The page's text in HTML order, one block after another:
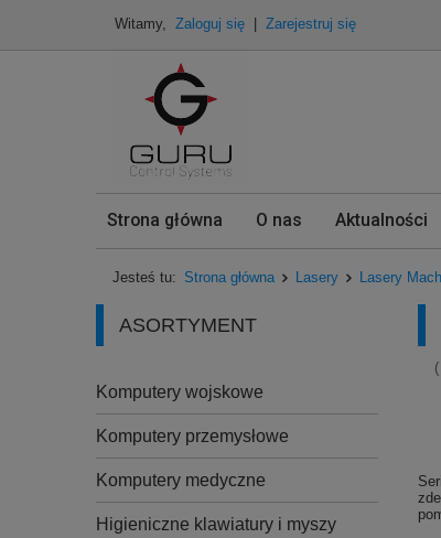
Witamy, Zaloguj się Zarejestruj się
Strona główna O nas Aktualności
Jesteś tu: Strona główna Lasery Lasery
ASORTYMENT
Komputery wojskowe
Komputery przemysłowe
Komputery medyczne
Higieniczne klawiatury i myszy